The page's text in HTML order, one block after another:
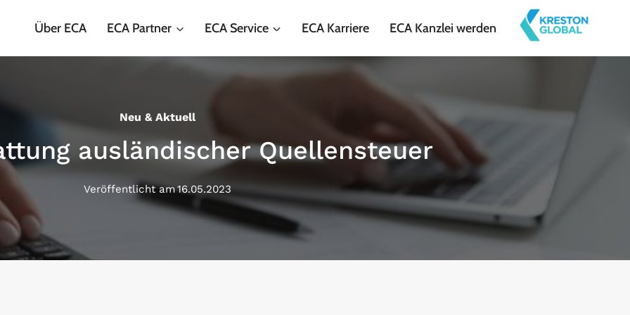
Über ECA ECA Partner ECA Service ECA Karriere ECA Kanzlei werden
Neu & Aktuell
ausländischer Quellensteuer
Veröffentlicht am 16.05.2023